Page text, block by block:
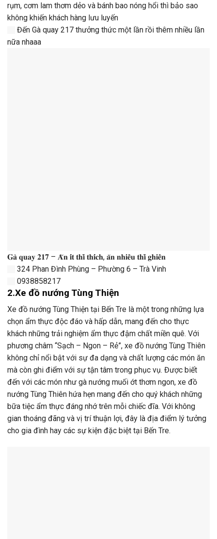
rụm, cơm lam thơm dẻo và bánh bao nóng hổi thì bảo sao
không khiến khách hàng lưu luyến
Đến Gà quay 217 thưởng thức một lần rồi thêm nhiều lần
nữa nhaaa
𝐆𝐚̀ 𝐪𝐮𝐚𝐲 𝟐𝟏𝟕 – 𝐀̆𝐧 𝐢́𝐭 𝐭𝐡𝐢̀ 𝐭𝐡𝐢́𝐜𝐡, 𝐚̆𝐧 𝐧𝐡𝐢𝐞̂̀𝐮 𝐭𝐡𝐢̀ 𝐠𝐡𝐢𝐞̂̀𝐧
324 Phan Đình Phùng – Phường 6 – Trà Vinh
0938858217
2.Xe đồ nướng Tùng Thiện
Xe đồ nướng Tùng Thiện tại Bến Tre là một trong những lựa
chọn ẩm thực độc đáo và hấp dẫn, mang đến cho thực
khách những trải nghiệm ẩm thực đậm chất miền quê. Với
phương châm “Sạch – Ngon – Rẻ”, xe đồ nướng Tùng Thiên
không chỉ nổi bật với sự đa dạng và chất lượng các món ăn
mà còn ghi điểm với sự tận tâm trong phục vụ. Được biết
đến với các món như gà nướng muối ớt thơm ngon, xe đồ
nướng Tùng Thiên hứa hẹn mang đến cho quý khách những
bữa tiệc ẩm thực đáng nhớ trên mỗi chiếc đĩa. Với không
gian thoáng đãng và vị trí thuận lợi, đây là địa điểm lý tưởng
cho gia đình hay các sự kiện đặc biệt tại Bến Tre.